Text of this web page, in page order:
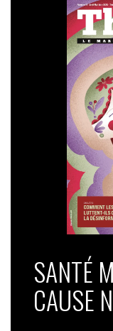
SANTÉ
CAUSE